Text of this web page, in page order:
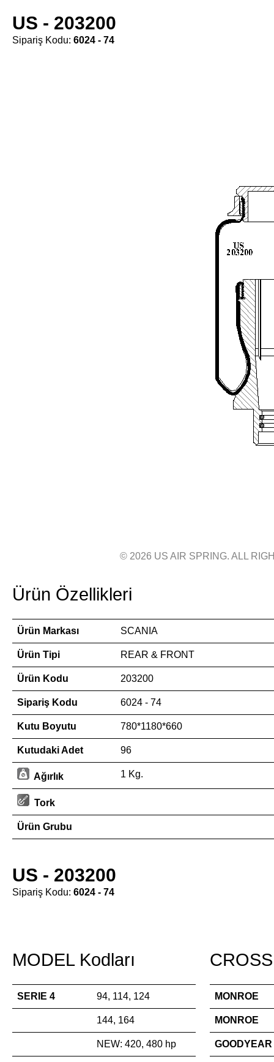
US - 203200
Sipariş Kodu: 6024 - 74
© 2026 US AIR SPRING. ALL
Ürün Özellikleri
Ürün Markası SCANIA
Ürün Tipi REAR & FRONT
Ürün Kodu 203200
Sipariş Kodu 6024 - 74
Kutu Boyutu 780*1180*660
Kutudaki Adet 96
Ağırlık 1 Kg.
Tork
Ürün Grubu
US - 203200
Sipariş Kodu: 6024 - 74
MODEL Kodları
SERIE 4 94, 114, 124
144, 164
NEW: 420, 480 hp
MONROE
MONROE
GOODYEAR